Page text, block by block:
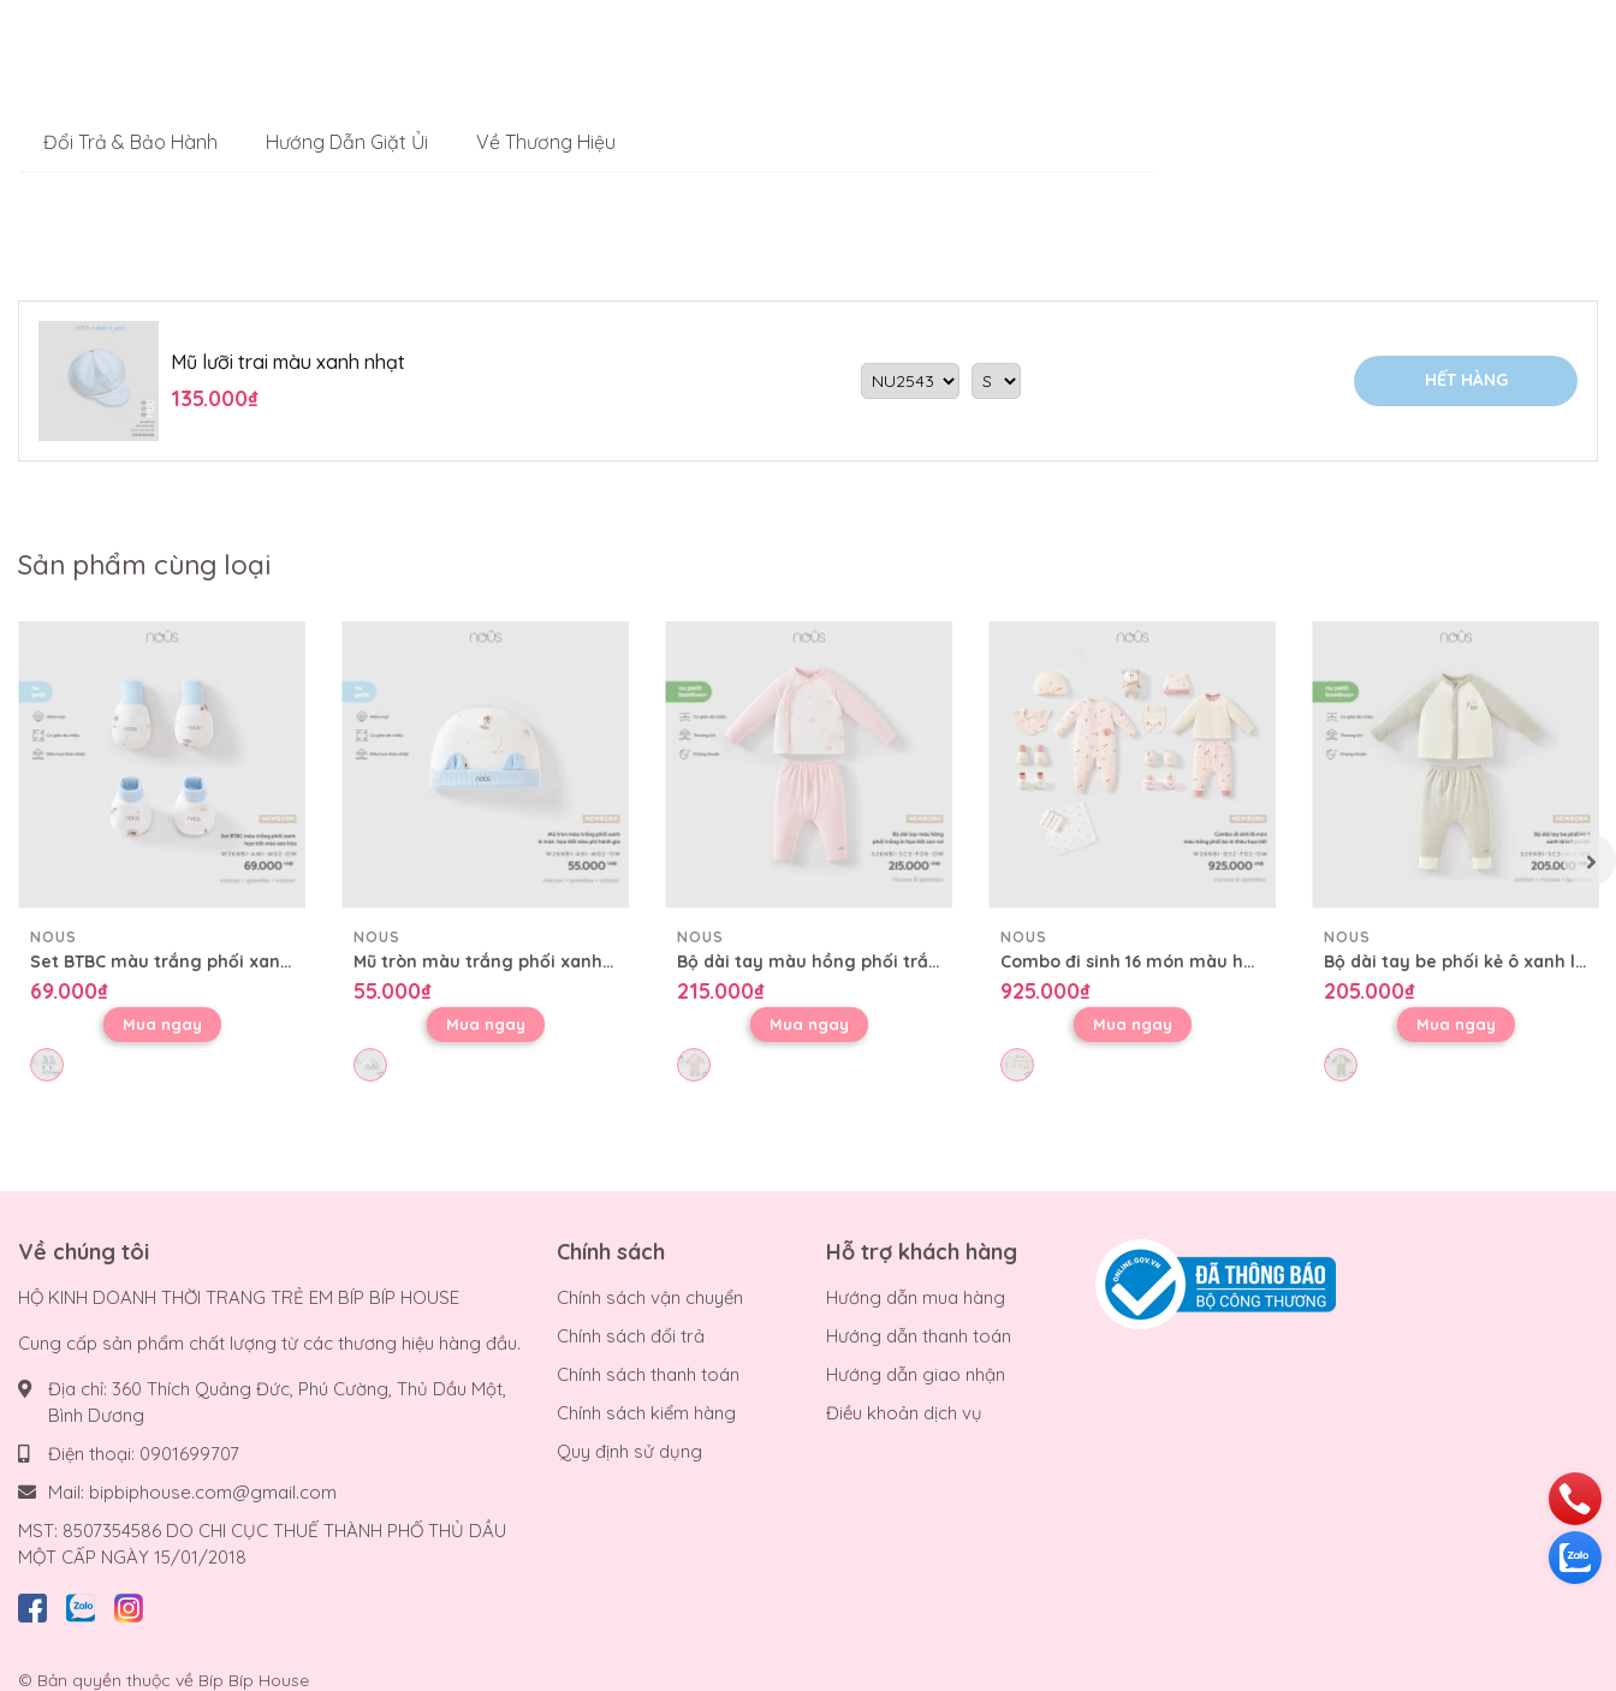
Đổi Trả & Bảo Hành Hướng Dẫn Giặt Ủi Về Thương Hiệu
Mũ lưỡi trai màu xanh nhạt
135.000₫
HẾT HÀNG
Sản phẩm cùng loại
NOUS
Set BTBC màu trắng phối xanh họa tiết mèo sao hỏa
69.000₫
Mua ngay
NOUS
Mũ tròn màu trắng phối xanh in tràn họa tiết mèo phi hành gia
55.000₫
Mua ngay
NOUS
Bộ dài tay màu hồng phối trắng in họa tiết con voi
215.000₫
Mua ngay
NOUS
Combo đi sinh 16 món màu hồng phối be in thêu họa tiết
925.000₫
Mua ngay
NOUS
Bộ dài tay be phối kẻ ô xanh lá in họa tiết
205.000₫
Mua ngay
Về chúng tôi
HỘ KINH DOANH THỜI TRANG TRẺ EM BÍP BÍP HOUSE
Cung cấp sản phẩm chất lượng từ các thương hiệu hàng đầu.
Địa chỉ: 360 Thích Quảng Đức, Phú Cường, Thủ Dầu Một,
Bình Dương
Điện thoại: 0901699707
Mail: bipbiphouse.com@gmail.com
MST: 8507354586 DO CHI CỤC THUẾ THÀNH PHỐ THỦ DẦU
MỘT CẤP NGÀY 15/01/2018
Chính sách
Chính sách vận chuyển
Chính sách đổi trả
Chính sách thanh toán
Chính sách kiểm hàng
Quy định sử dụng
Hỗ trợ khách hàng
Hướng dẫn mua hàng
Hướng dẫn thanh toán
Hướng dẫn giao nhận
Điều khoản dịch vụ
© Bản quyền thuộc về Bíp Bíp House